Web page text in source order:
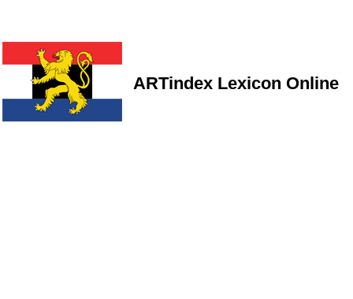
ARTindex Lexicon Online